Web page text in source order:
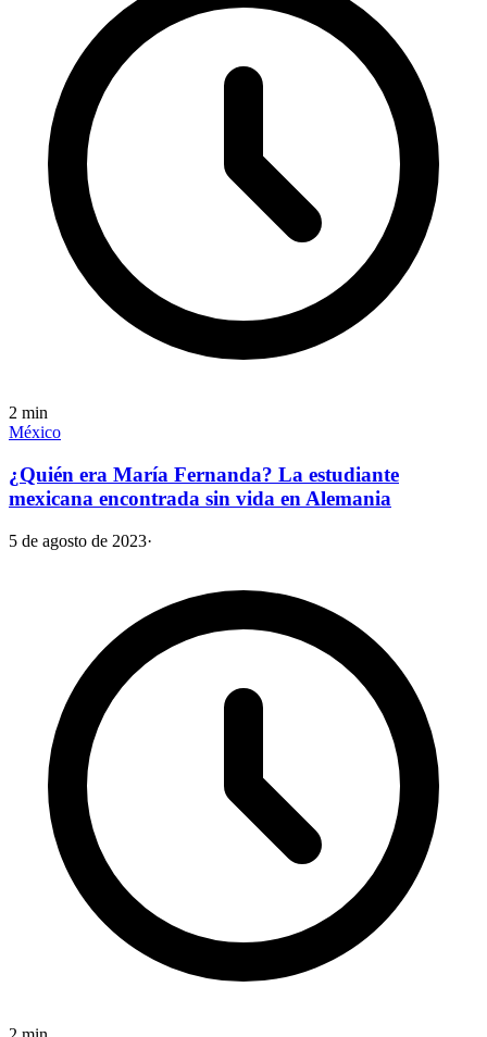
2 min
México
¿Quién era María Fernanda? La estudiante
mexicana encontrada sin vida en Alemania
5 de agosto de 2023·